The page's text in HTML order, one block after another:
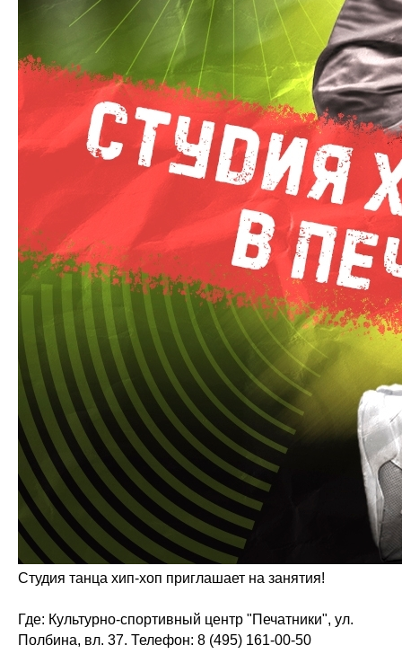
Студия танца хип-хоп приглашает на занятия!
Где: Культурно-спортивный центр "Печатники", ул.
Полбина, вл. 37. Телефон: 8 (495) 161-00-50